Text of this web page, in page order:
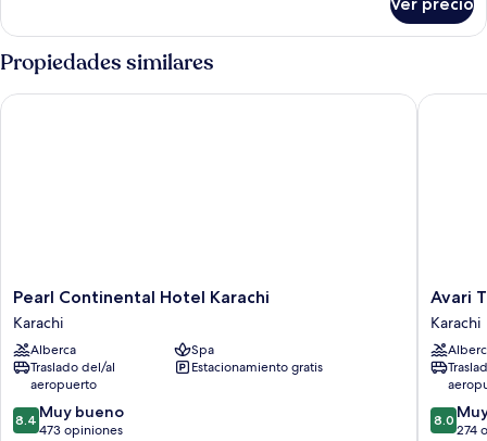
1
cama
Queen
size
Propiedades similares
Pearl
Continental
Hotel
Karachi
Karachi
Pearl Continental Hotel Karachi
Karachi
Alberca
Spa
Traslado del/al
aeropuerto
Estacionamiento gratis
8.4
de
8.4 Muy bueno
473 opiniones
Pearl Continental Hotel Karachi
Avari
Towers
Karachi
Karachi
Avari
Karachi
8.0
de
8.0
274
Avari